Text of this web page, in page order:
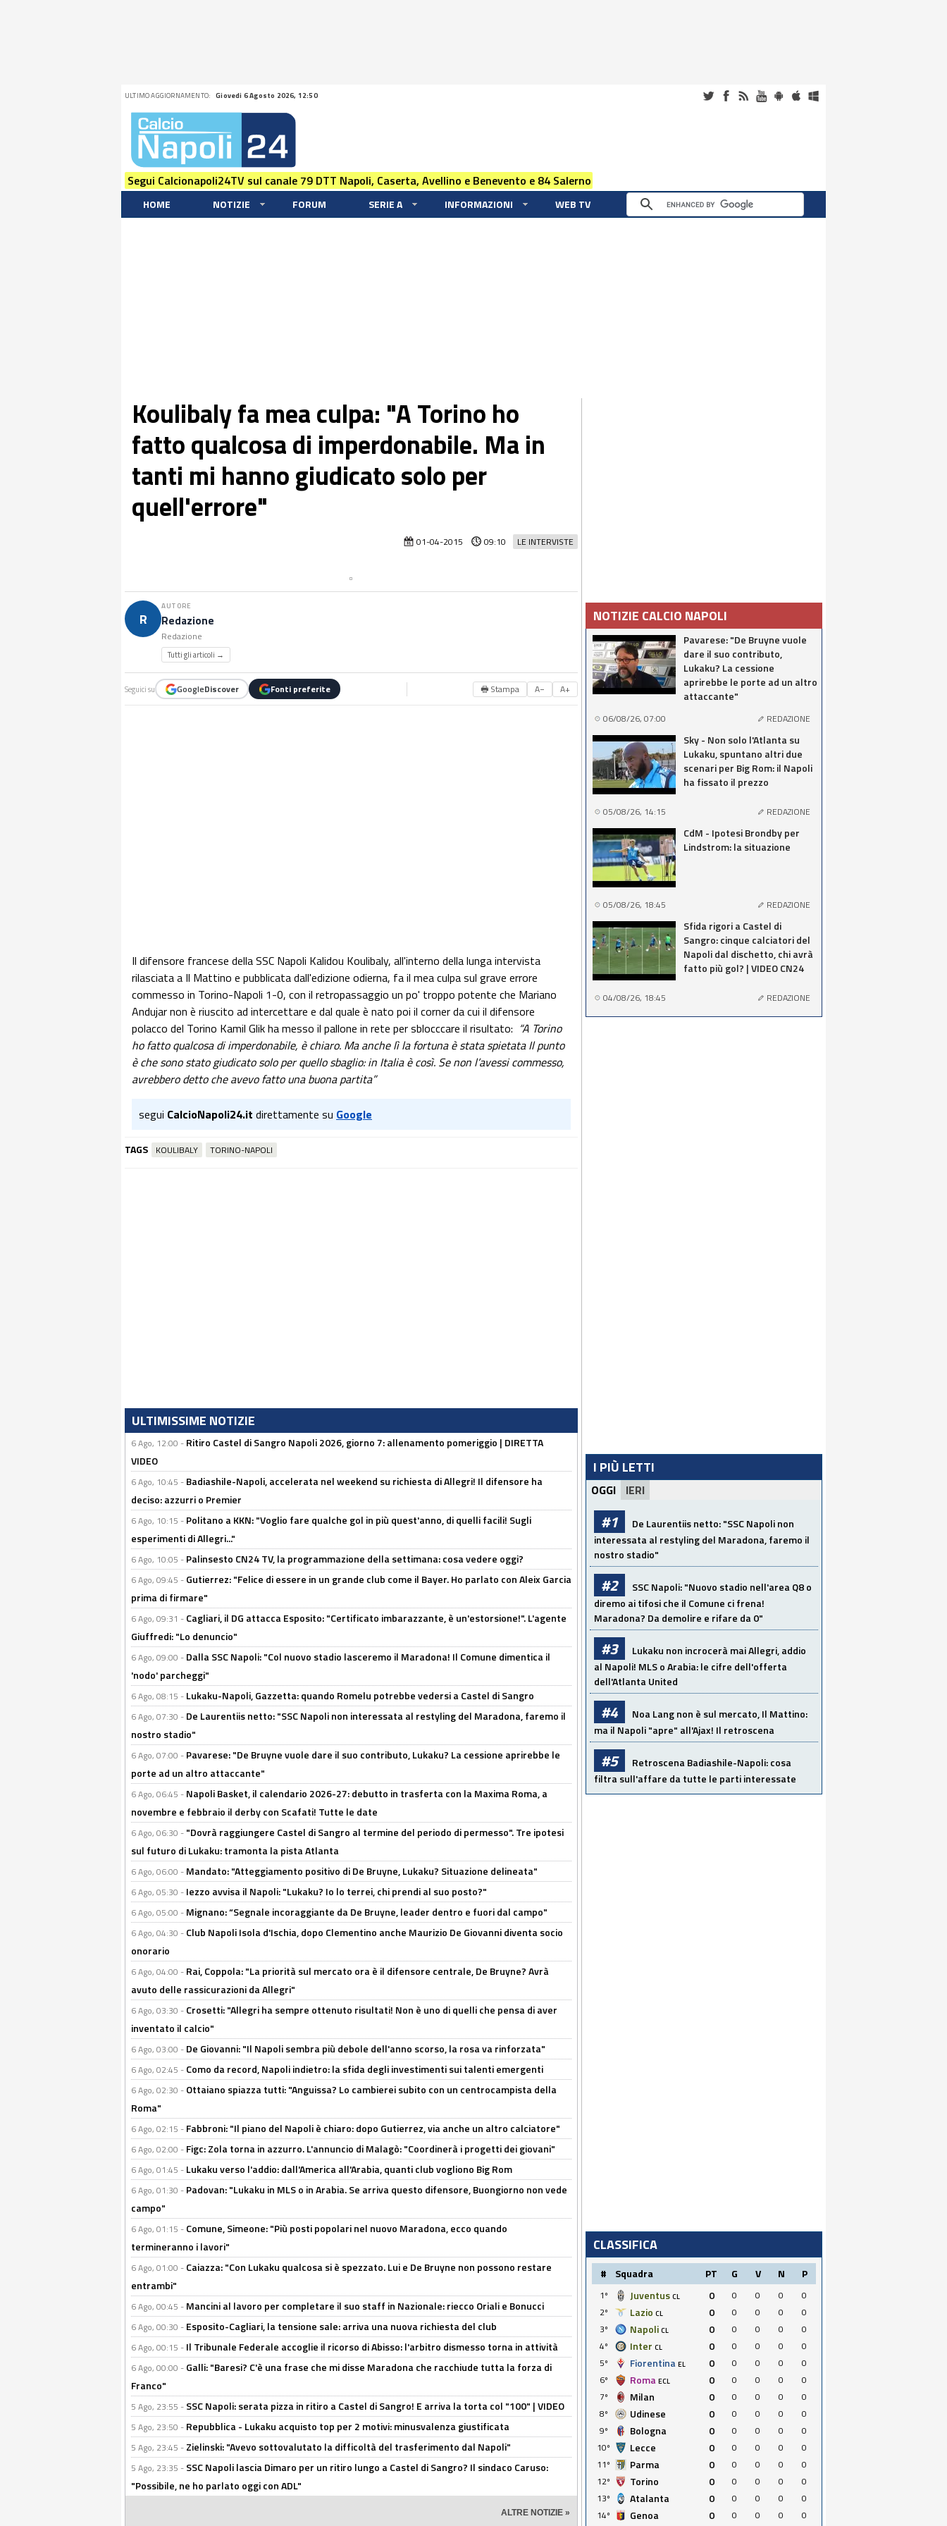
ULTIMO AGGIORNAMENTO: Giovedi 6 Agosto 2026, 12:50
Segui Calcionapoli24TV sul canale 79 DTT Napoli, Caserta, Avellino e Benevento e 84 Salerno
HOME NOTIZIE FORUM SERIE A INFORMAZIONI WEB TV
Koulibaly fa mea culpa: "A Torino ho
fatto qualcosa di imperdonabile. Ma in
tanti mi hanno giudicato solo per
quell'errore"
LE INTERVISTE
01-04-2015 09:10
R
AUTORE
Redazione
Redazione
Tutti gli articoli →
Seguici su GoogleDiscover Fonti preferite 🖶 Stampa A− A+
Il difensore francese della SSC Napoli Kalidou Koulibaly, all'interno della lunga intervista
rilasciata a Il Mattino e pubblicata dall'edizione odierna, fa il mea culpa sul grave errore
commesso in Torino-Napoli 1-0, con il retropassaggio un po' troppo potente che Mariano
Andujar non è riuscito ad intercettare e dal quale è nato poi il corner da cui il difensore
polacco del Torino Kamil Glik ha messo il pallone in rete per sblocccare il risultato: “A Torino
ho fatto qualcosa di imperdonabile, è chiaro. Ma anche lì la fortuna è stata spietata Il punto
è che sono stato giudicato solo per quello sbaglio: in Italia è così. Se non l’avessi commesso,
avrebbero detto che avevo fatto una buona partita”
segui CalcioNapoli24.it direttamente su Google
TAGS KOULIBALY TORINO-NAPOLI
ULTIMISSIME NOTIZIE
6 Ago, 12:00 - Ritiro Castel di Sangro Napoli 2026, giorno 7: allenamento pomeriggio | DIRETTA
VIDEO
6 Ago, 10:45 - Badiashile-Napoli, accelerata nel weekend su richiesta di Allegri! Il difensore ha
deciso: azzurri o Premier
6 Ago, 10:15 - Politano a KKN: "Voglio fare qualche gol in più quest'anno, di quelli facili! Sugli
esperimenti di Allegri..."
6 Ago, 10:05 - Palinsesto CN24 TV, la programmazione della settimana: cosa vedere oggi?
6 Ago, 09:45 - Gutierrez: "Felice di essere in un grande club come il Bayer. Ho parlato con Aleix Garcia
prima di firmare"
6 Ago, 09:31 - Cagliari, il DG attacca Esposito: "Certificato imbarazzante, è un'estorsione!". L'agente
Giuffredi: "Lo denuncio"
6 Ago, 09:00 - Dalla SSC Napoli: "Col nuovo stadio lasceremo il Maradona! Il Comune dimentica il
'nodo' parcheggi"
6 Ago, 08:15 - Lukaku-Napoli, Gazzetta: quando Romelu potrebbe vedersi a Castel di Sangro
6 Ago, 07:30 - De Laurentiis netto: "SSC Napoli non interessata al restyling del Maradona, faremo il
nostro stadio"
6 Ago, 07:00 - Pavarese: "De Bruyne vuole dare il suo contributo, Lukaku? La cessione aprirebbe le
porte ad un altro attaccante"
6 Ago, 06:45 - Napoli Basket, il calendario 2026-27: debutto in trasferta con la Maxima Roma, a
novembre e febbraio il derby con Scafati! Tutte le date
6 Ago, 06:30 - "Dovrà raggiungere Castel di Sangro al termine del periodo di permesso". Tre ipotesi
sul futuro di Lukaku: tramonta la pista Atlanta
6 Ago, 06:00 - Mandato: "Atteggiamento positivo di De Bruyne, Lukaku? Situazione delineata"
6 Ago, 05:30 - Iezzo avvisa il Napoli: "Lukaku? Io lo terrei, chi prendi al suo posto?"
6 Ago, 05:00 - Mignano: “Segnale incoraggiante da De Bruyne, leader dentro e fuori dal campo"
6 Ago, 04:30 - Club Napoli Isola d'Ischia, dopo Clementino anche Maurizio De Giovanni diventa socio
onorario
6 Ago, 04:00 - Rai, Coppola: "La priorità sul mercato ora è il difensore centrale, De Bruyne? Avrà
avuto delle rassicurazioni da Allegri"
6 Ago, 03:30 - Crosetti: "Allegri ha sempre ottenuto risultati! Non è uno di quelli che pensa di aver
inventato il calcio"
6 Ago, 03:00 - De Giovanni: "Il Napoli sembra più debole dell'anno scorso, la rosa va rinforzata"
6 Ago, 02:45 - Como da record, Napoli indietro: la sfida degli investimenti sui talenti emergenti
6 Ago, 02:30 - Ottaiano spiazza tutti: "Anguissa? Lo cambierei subito con un centrocampista della
Roma"
6 Ago, 02:15 - Fabbroni: "Il piano del Napoli è chiaro: dopo Gutierrez, via anche un altro calciatore"
6 Ago, 02:00 - Figc: Zola torna in azzurro. L'annuncio di Malagò: "Coordinerà i progetti dei giovani"
6 Ago, 01:45 - Lukaku verso l'addio: dall'America all'Arabia, quanti club vogliono Big Rom
6 Ago, 01:30 - Padovan: "Lukaku in MLS o in Arabia. Se arriva questo difensore, Buongiorno non vede
campo"
6 Ago, 01:15 - Comune, Simeone: "Più posti popolari nel nuovo Maradona, ecco quando
termineranno i lavori"
6 Ago, 01:00 - Caiazza: "Con Lukaku qualcosa si è spezzato. Lui e De Bruyne non possono restare
entrambi"
6 Ago, 00:45 - Mancini al lavoro per completare il suo staff in Nazionale: riecco Oriali e Bonucci
6 Ago, 00:30 - Esposito-Cagliari, la tensione sale: arriva una nuova richiesta del club
6 Ago, 00:15 - Il Tribunale Federale accoglie il ricorso di Abisso: l'arbitro dismesso torna in attività
6 Ago, 00:00 - Galli: "Baresi? C'è una frase che mi disse Maradona che racchiude tutta la forza di
Franco"
5 Ago, 23:55 - SSC Napoli: serata pizza in ritiro a Castel di Sangro! E arriva la torta col "100" | VIDEO
5 Ago, 23:50 - Repubblica - Lukaku acquisto top per 2 motivi: minusvalenza giustificata
5 Ago, 23:45 - Zielinski: "Avevo sottovalutato la difficoltà del trasferimento dal Napoli"
5 Ago, 23:35 - SSC Napoli lascia Dimaro per un ritiro lungo a Castel di Sangro? Il sindaco Caruso:
"Possibile, ne ho parlato oggi con ADL"
ALTRE NOTIZIE »
NOTIZIE CALCIO NAPOLI
Pavarese: "De Bruyne vuole
dare il suo contributo,
Lukaku? La cessione
aprirebbe le porte ad un altro
attaccante"
06/08/26, 07:00 REDAZIONE
Sky - Non solo l'Atlanta su
Lukaku, spuntano altri due
scenari per Big Rom: il Napoli
ha fissato il prezzo
05/08/26, 14:15 REDAZIONE
CdM - Ipotesi Brondby per
Lindstrom: la situazione
05/08/26, 18:45 REDAZIONE
Sfida rigori a Castel di
Sangro: cinque calciatori del
Napoli dal dischetto, chi avrà
fatto più gol? | VIDEO CN24
04/08/26, 18:45 REDAZIONE
I PIÙ LETTI
OGGI IERI
#1
De Laurentiis netto: "SSC Napoli non
interessata al restyling del Maradona, faremo il
nostro stadio"
#2
SSC Napoli: "Nuovo stadio nell'area Q8 o
diremo ai tifosi che il Comune ci frena!
Maradona? Da demolire e rifare da 0"
#3
Lukaku non incrocerà mai Allegri, addio
al Napoli! MLS o Arabia: le cifre dell'offerta
dell'Atlanta United
#4
Noa Lang non è sul mercato, Il Mattino:
ma il Napoli "apre" all'Ajax! Il retroscena
#5
Retroscena Badiashile-Napoli: cosa
filtra sull'affare da tutte le parti interessate
CLASSIFICA
# Squadra PT G V N P
1º Juventus CL 0 0 0 0
0
2º
Lazio CL 0 0 0 0
0
3º
Napoli CL 0 0 0 0
0
4º
Inter CL 0 0 0 0
0
5º
Fiorentina EL 0 0 0 0
0
6º
Roma ECL 0 0 0 0
0
7º
Milan 0 0 0 0
0
8º
Udinese 0 0 0 0
0
9º
Bologna 0 0 0 0
0
10º
Lecce 0 0 0 0
0
11º
Parma 0 0 0 0
0
12º
Torino 0 0 0 0
0
13º
Atalanta 0 0 0 0
0
14º
Genoa 0 0 0 0
0